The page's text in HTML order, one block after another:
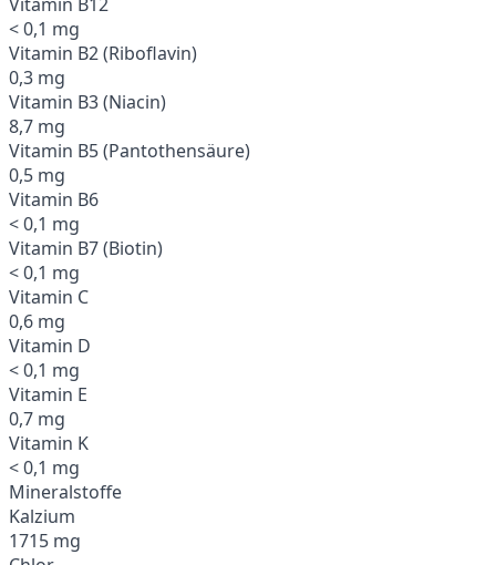
< 0,1 mg
Vitamin B2 (Riboflavin)
0,3 mg
Vitamin B3 (Niacin)
8,7 mg
Vitamin B5 (Pantothensäure)
0,5 mg
Vitamin B6
< 0,1 mg
Vitamin B7 (Biotin)
< 0,1 mg
Vitamin C
0,6 mg
Vitamin D
< 0,1 mg
Vitamin E
0,7 mg
Vitamin K
< 0,1 mg
Mineralstoffe
Kalzium
1715 mg